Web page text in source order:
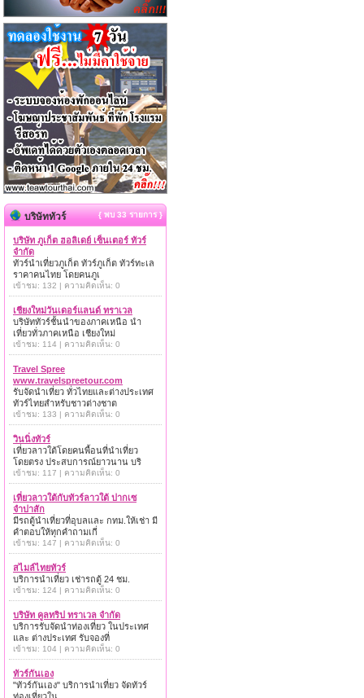
บริษัททัวร์ { พบ 33 รายการ }
บริษัท ภูเก็ต ฮอลิเดย์ เซ็นเตอร์ ทัวร์
จำกัด
ทัวร์นำเที่ยวภูเก็ต ทัวร์ภูเก็ต ทัวร์ทะเล
ราคาคนไทย โดยคนภูเ
เข้าชม: 132 | ความคิดเห็น: 0
เชียงใหม่วันเดอร์แลนด์ ทราเวล
บริษัททัวร์ชั้นนำของภาคเหนือ นำ
เที่ยวทั่วภาคเหนือ เชียงใหม่
เข้าชม: 114 | ความคิดเห็น: 0
Travel Spree
www.travelspreetour.com
รับจัดนำเที่ยว ทั่วไทยและต่างประเทศ
ทัวร์ไทยสำหรับชาวต่างชาต
เข้าชม: 133 | ความคิดเห็น: 0
วินนิ่งทัวร์
เที่ยวลาวใต้โดยคนพื้อนที่นำเที่ยว
โดยตรง ประสบการณ์ยาวนาน บริ
เข้าชม: 117 | ความคิดเห็น: 0
เที่ยวลาวใต้กับทัวร์ลาวใต้ ปากเซ
จำปาสัก
มีรถตู้นำเที่ยวที่อุบลและ กทม.ให้เช่า มี
คำตอบให้ทุกคำถามเกี่
เข้าชม: 147 | ความคิดเห็น: 0
สไมล์ไทยทัวร์
บริการนำเที่ยว เช่ารถตู้ 24 ชม.
เข้าชม: 124 | ความคิดเห็น: 0
บริษัท คูลทริป ทราเวล จำกัด
บริการรับจัดนำท่องเที่ยว ในประเทศ
และ ต่างประเทศ รับจองที่
เข้าชม: 104 | ความคิดเห็น: 0
ทัวร์กันเอง
"ทัวร์กันเอง" บริการนำเที่ยว จัดทัวร์